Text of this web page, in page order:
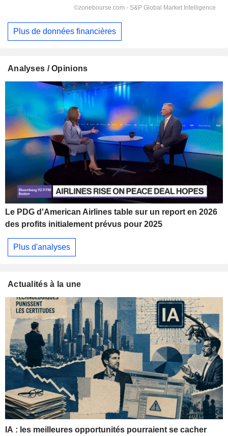
Plus de données financières
Analyses / Opinions
Le PDG d'American Airlines table sur un report en 2026
des profits initialement prévus pour 2025
Plus d'analyses
Actualités à la une
IA : les meilleures opportunités pourraient se cacher